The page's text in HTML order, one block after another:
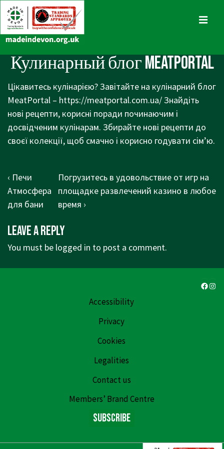
Skip
to
Content
Main
Navigation
Кулинарный блог MeatPortal
Цікавитесь кулінарією? Завітайте на кулінарний блог
MeatPortal – https://meatportal.com.ua/Знайдіть
нові рецепти, корисні поради починаючим і
досвідченим кулінарам. Збирайте нові рецепти до
своєї колекції, щоб смачно і корисно годувати сім’ю.
Post
navigation
Previous
Post
is
‹ Печи
Атмосфера
для бани
Next
Post
is
Погрузитесь в удовольствие от игр на
площадке развлечений казино в любое
время ›
Leave a Reply
You must be logged in to post a comment.
Accessibility
Privacy
Cookies
Legalities
Contact us
Members’ Brand Centre
Subscribe